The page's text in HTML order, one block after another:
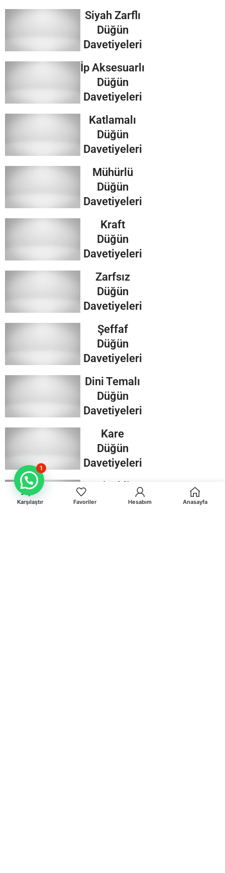
Siyah Zarflı
Düğün
Davetiyeleri
İp Aksesuarlı
Düğün
Davetiyeleri
Katlamalı
Düğün
Davetiyeleri
Mühürlü
Düğün
Davetiyeleri
Kraft
Düğün
Davetiyeleri
Zarfsız
Düğün
Davetiyeleri
Şeffaf
Düğün
Davetiyeleri
Dini Temalı
Düğün
Davetiyeleri
Kare
Düğün
Davetiyeleri
Çiçekli
Düğün
Karşılaştır Favoriler Hesabım Anasayfa
1